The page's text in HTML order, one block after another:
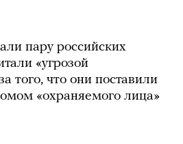
пару российских
«угрозой
того, что они поставили
«охраняемого лица»